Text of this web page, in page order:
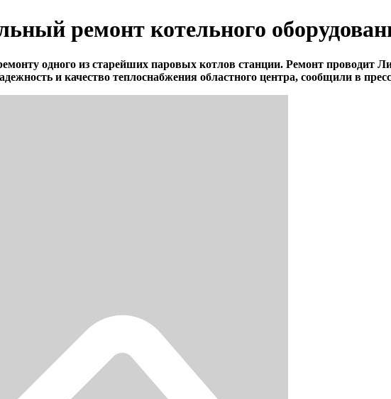
ремонт котельного
одного из старейших паровых котлов станции. Ремонт
и качество теплоснабжения областного центра, сообщили в